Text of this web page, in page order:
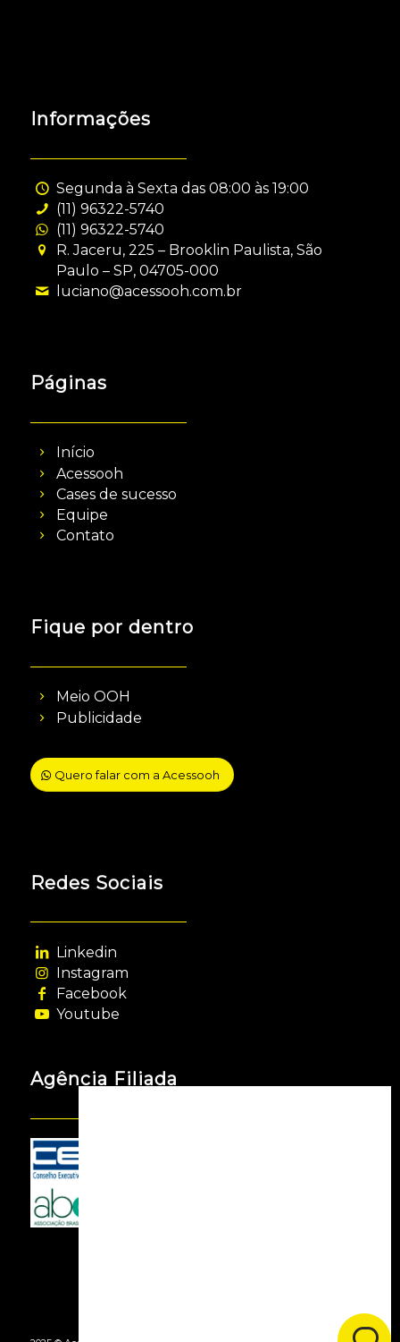
Informações
Segunda à Sexta das 08:00 às 19:00
(11) 96322-5740
(11) 96322-5740
R. Jaceru, 225 – Brooklin Paulista, São
Paulo – SP, 04705-000
luciano@acessooh.com.br
Páginas
Início
Acessooh
Cases de sucesso
Equipe
Contato
Fique por dentro
Meio OOH
Publicidade
Quero falar com a Acessooh
Redes Sociais
Linkedin
Instagram
Facebook
Youtube
Agência Filiada